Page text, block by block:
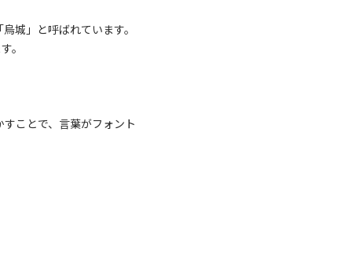
城」と呼ばれています。
。
ことで、言葉がフォント